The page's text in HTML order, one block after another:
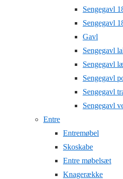
Sengegavl
Sengegavl
Gavl
Sengegavl
Sengegavl
Sengegavl
Sengegavl
Sengegavl
Entre
Entremøbel
Skoskabe
Entre møbelsæt
Knagerække